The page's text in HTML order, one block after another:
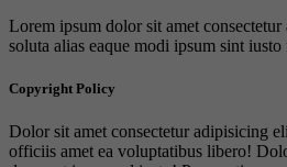
Lorem ipsum dolor sit amet
soluta alias eaque modi ipsum sint
Copyright Policy
Dolor sit amet consectetur adipisicing
officiis amet ea voluptatibus libero!